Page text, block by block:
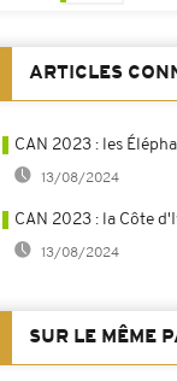
ARTICLES
CAN 2023 : les
13/08/2024
CAN 2023 : la Côte
13/08/2024
SUR LE MÊME